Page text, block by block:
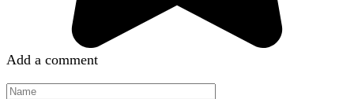
Add a comment
Name